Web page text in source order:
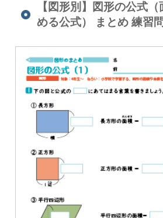
【図形別】図形の公式
める公式） まとめ 練習